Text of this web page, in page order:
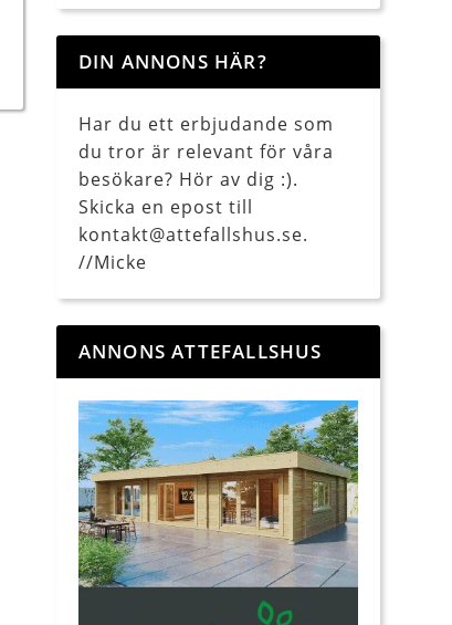
DIN ANNONS HÄR?
Har du ett erbjudande som
du tror är relevant för våra
besökare? Hör av dig :).
Skicka en epost till
kontakt@attefallshus.se.
//Micke
ANNONS ATTEFALLSHUS